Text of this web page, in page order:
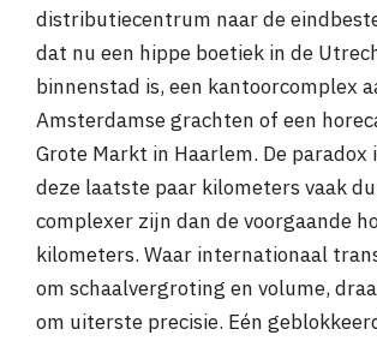
distributiecentrum naar de
dat nu een hippe boetiek in de
binnenstad is, een kantoorcomplex
Amsterdamse grachten of een
Grote Markt in Haarlem. De paradox
deze laatste paar kilometers vaak
complexer zijn dan de voorgaande
kilometers. Waar internationaal
om schaalvergroting en volume,
om uiterste precisie. Eén